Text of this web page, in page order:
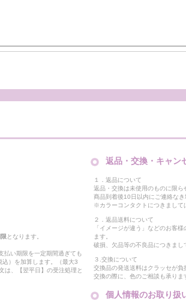
となります。
払い期限を一定期間過ぎても
）を加算します。（最大3
、【翌平日】の受注処理と
返品・交換・キャン
１．返品について
返品・交換は未使用のものに限ら
商品到着後10日以内にご連絡な
※カラーコンタクトにつきまして
２．返品送料について
「イメージが違う」などのお客
ます。
破損、欠品等の不良品につきまし
３.交換について
交換品の発送送料はクラッセが負
交換の際に、色のご相談も承りま
個人情報のお取り扱